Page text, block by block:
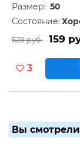
Размер: 50
Состояние:
529 руб. 159
3
Вы